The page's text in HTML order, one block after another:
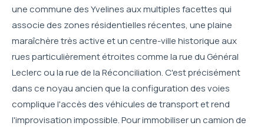
une commune des Yvelines aux multiples facettes qui
associe des zones résidentielles récentes, une plaine
maraîchère très active et un centre-ville historique aux
rues particulièrement étroites comme la rue du Général
Leclerc ou la rue de la Réconciliation. C'est précisément
dans ce noyau ancien que la configuration des voies
complique l'accès des véhicules de transport et rend
l'improvisation impossible. Pour immobiliser un camion de